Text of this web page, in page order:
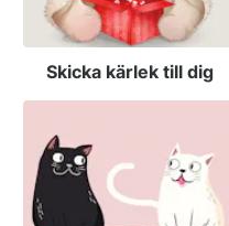
Skicka kärlek till dig